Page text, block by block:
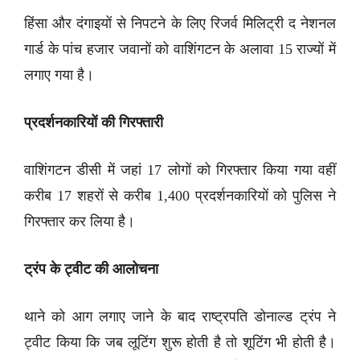
हिंसा और दंगाइयों से निपटने के लिए रिजर्व मिलिट्री द नेशनल
गार्ड के पांच हजार जवानों को वाशिंगटन के अलावा 15 राज्यों में
लगाए गया है।
प्रदर्शनकारियों की गिरफ्तारी
वाशिंगटन डीसी में जहां 17 लोगों को गिरफ्तार किया गया वहीं
करीब 17 शहरों से करीब 1,400 प्रदर्शनकारियों को पुलिस ने
गिरफ्तार कर लिया है।
ट्रंप के ट्वीट की आलोचना
थाने को आग लगाए जाने के बाद राष्ट्रपति डोनाल्ड ट्रंप ने
ट्वीट किया कि जब लूटिंग शुरू होती है तो शूटिंग भी होती है।